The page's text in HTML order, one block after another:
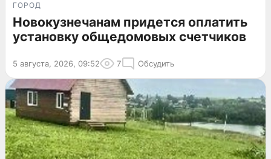
ГОРОД
Новокузнечанам придется оплатить
установку общедомовых счетчиков
5 августа, 2026, 09:52 7 Обсудить